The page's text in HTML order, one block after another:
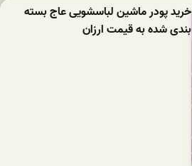
خرید پودر ماشین لباسشویی عاج بسته
بندی شده به قیمت ارزان